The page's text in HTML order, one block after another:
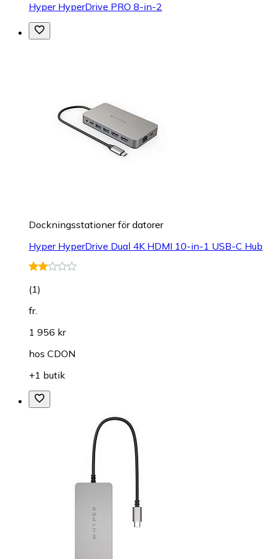
Hyper HyperDrive PRO 8-in-2
Dockningsstationer för datorer
Hyper HyperDrive Dual 4K HDMI 10-in-1 USB-C Hub
(1)
fr.
1 956 kr
hos CDON
+1 butik